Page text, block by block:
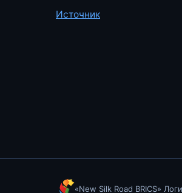
Источник
«New Silk Road BRICS»